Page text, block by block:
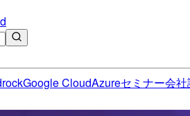
Google CloudAzureセミナー会社